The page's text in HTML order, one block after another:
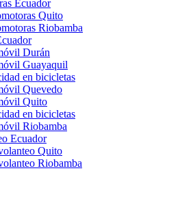
Ecuador
Quito
Riobamba
Durán
Guayaquil
en bicicletas
Quevedo
Quito
en bicicletas
Riobamba
Ecuador
Quito
Riobamba